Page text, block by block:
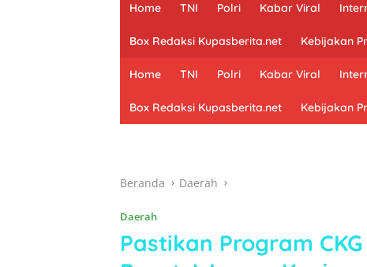
Home TNI Polri Kabar Viral
Box Redaksi Kupasberita.net Kebijakan
Home TNI Polri Kabar Viral
Box Redaksi Kupasberita.net Kebijakan
Beranda Daerah
Daerah
Pastikan Program